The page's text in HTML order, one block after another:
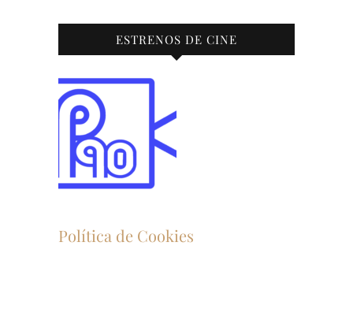
ESTRENOS DE CINE
Política de Cookies